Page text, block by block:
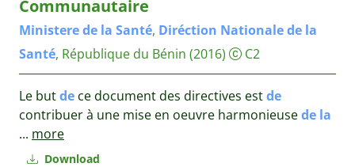
Download
Communautaire
Ministerede la Santé, Diréction Nationalede la
Santé, République du Bénin (2016) C2
Le butde ce document des directives estde
contribuer à une mise en oeuvre harmonieusede la
... more